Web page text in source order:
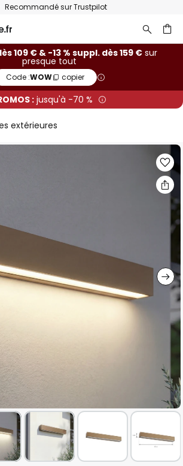
Recommandé sur Trustpilot
109 € & -13 % suppl. dès 159 €sur
presque tout
Code :WOW copier
: jusqu'à -70 %
extérieures